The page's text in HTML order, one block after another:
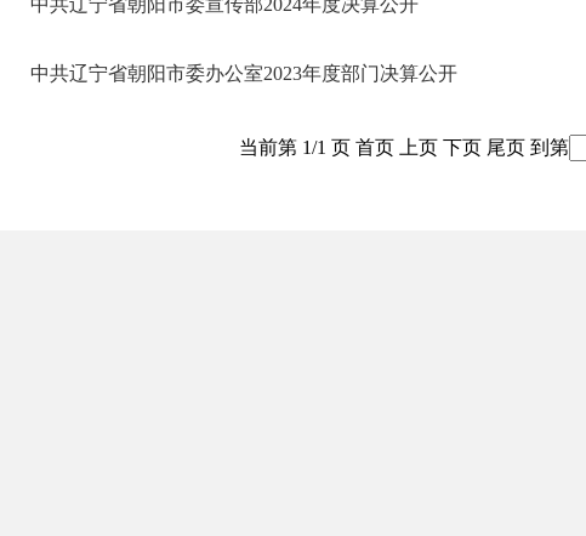
中共辽宁省朝阳市委宣传部2024年度决算公开
中共辽宁省朝阳市委办公室2023年度部门决算公开
当前第 1/1 页 首页 上页 下页 尾页 到第